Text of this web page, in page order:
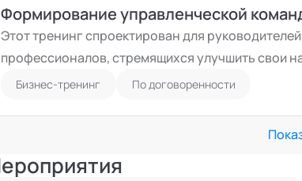
Формирование управленческой
Этот тренинг спроектирован для
профессионалов, стремящихся улучшить свои
Бизнес-тренинг По договоренности